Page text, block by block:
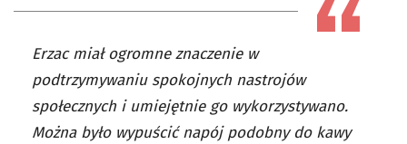
Erzac miał ogromne znaczenie w
podtrzymywaniu spokojnych nastrojów
społecznych i umiejętnie go wykorzystywano.
Można było wypuścić napój podobny do kawy